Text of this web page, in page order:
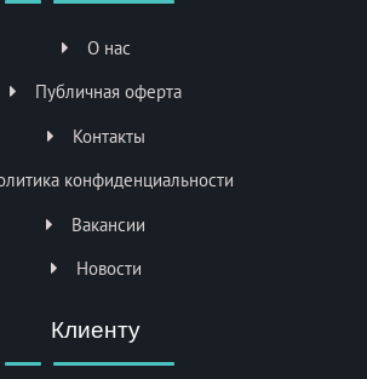
О нас
Публичная оферта
Контакты
конфиденциальности
Вакансии
Новости
Клиенту